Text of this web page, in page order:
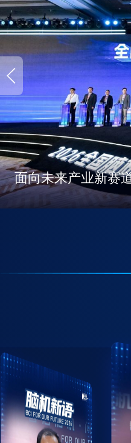
战略价值凸显、技
脑机接口发展新机